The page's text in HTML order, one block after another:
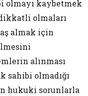
olmayı kaybetmek
olmaları
almak için
alınması
olmadığı
hukuki sorunlarla